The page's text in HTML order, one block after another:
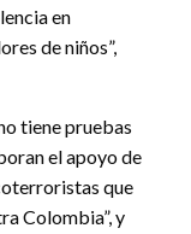
en
de niños”,
tiene pruebas
el apoyo de
que
Colombia”, y